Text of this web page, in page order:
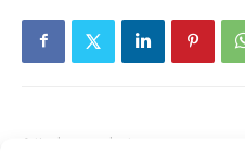
Articolo precedente